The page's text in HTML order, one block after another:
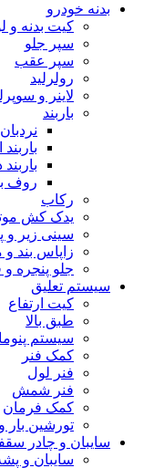
بدنه خودرو
کیت بدنه و
سپر جلو
سپر عقب
رولرلید
لاینر و
باربند
روف
رکاب
یدک کش
سینی زیر و
زاپاس بند و
جلو پنجره و
سیستم تعلیق
کیت ارتفاع
طبق بالا
سیستم
کمک فنر
فنر لول
فنر شمش
کمک فرمان
تورشین بار و
سایبان و چادر
سایبان و